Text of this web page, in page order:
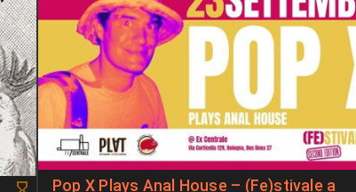
Pop X Plays Anal House – (Fe)stivale a